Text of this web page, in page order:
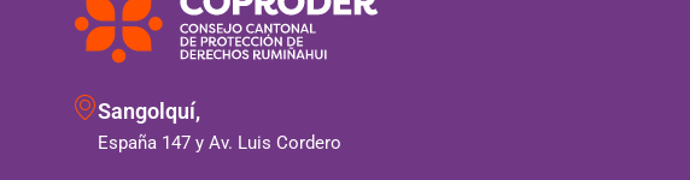
Sangolquí,
España 147 y Av. Luis Cordero